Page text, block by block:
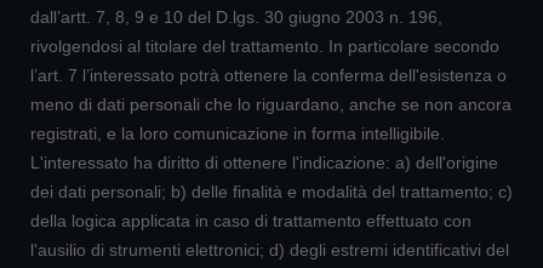
dall’artt. 7, 8, 9 e 10 del D.lgs. 30 giugno 2003 n. 196,
rivolgendosi al titolare del trattamento. In particolare secondo
l’art. 7 l’interessato potrà ottenere la conferma dell'esistenza o
meno di dati personali che lo riguardano, anche se non ancora
registrati, e la loro comunicazione in forma intelligibile.
L'interessato ha diritto di ottenere l'indicazione: a) dell'origine
dei dati personali; b) delle finalità e modalità del trattamento; c)
della logica applicata in caso di trattamento effettuato con
l'ausilio di strumenti elettronici; d) degli estremi identificativi del